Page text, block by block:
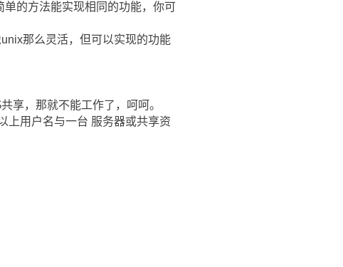
的方法能实现相同的功能，你可
那么灵活，但可以实现的功能
享，那就不能工作了，呵呵。
上用户名与一台 服务器或共享资